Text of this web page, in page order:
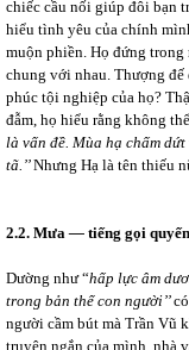
chiếc cầu nối giúp đôi bạn
hiểu tình yêu của chính
muộn phiền. Họ đứng
chung với nhau. Thượng
phúc tội nghiệp của họ?
đẫm, họ hiểu rằng không
là vấn đề. Mùa hạ chấm
tã.’’Nhưng Hạ là tên thiếu
2.2. Mưa— tiếng gọi
Dường như “hấp lực âm
trong bản thể con người’’
người cầm bút mà Trần Vũ
truyện ngắn của mình, nhà